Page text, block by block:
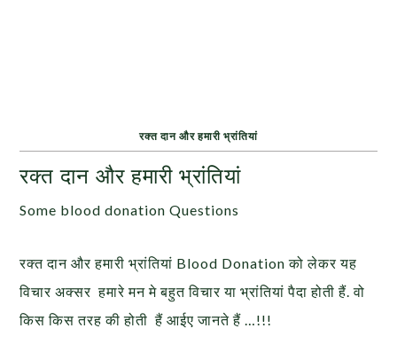
रक्त दान और हमारी भ्रांतियां
रक्त दान और हमारी भ्रांतियां
Some blood donation Questions
रक्त दान और हमारी भ्रांतियां Blood Donation को लेकर यह
विचार अक्सर हमारे मन मे बहुत विचार या भ्रांतियां पैदा होती हैं. वो
किस किस तरह की होती हैं आईए जानते हैं …!!!